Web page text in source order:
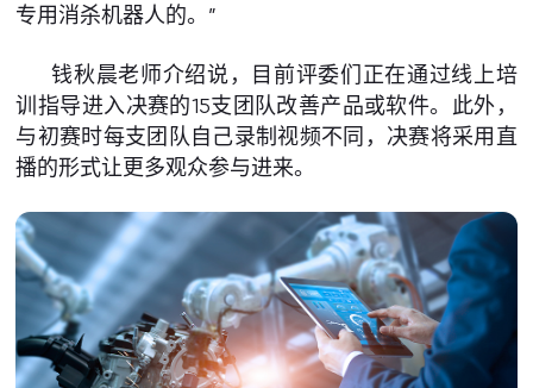
专用消杀机器人的。”
钱秋晨老师介绍说，目前评委们正在通过线上培
训指导进入决赛的15支团队改善产品或软件。此外，
与初赛时每支团队自己录制视频不同，决赛将采用直
播的形式让更多观众参与进来。